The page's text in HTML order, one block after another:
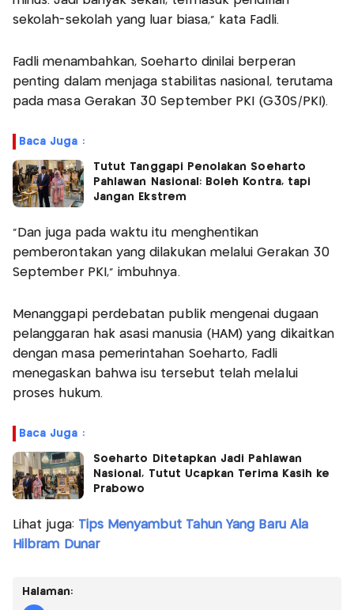
sekolah-sekolah yang luar biasa,” kata Fadli.
Fadli menambahkan, Soeharto dinilai berperan
penting dalam menjaga stabilitas nasional, terutama
pada masa Gerakan 30 September PKI (G30S/PKI).
Baca Juga :
Tutut Tanggapi Penolakan Soeharto
Pahlawan Nasional: Boleh Kontra, tapi
Jangan Ekstrem
"Dan juga pada waktu itu menghentikan
pemberontakan yang dilakukan melalui Gerakan 30
September PKI," imbuhnya.
Menanggapi perdebatan publik mengenai dugaan
pelanggaran hak asasi manusia (HAM) yang dikaitkan
dengan masa pemerintahan Soeharto, Fadli
menegaskan bahwa isu tersebut telah melalui
proses hukum.
Baca Juga :
Soeharto Ditetapkan Jadi Pahlawan
Nasional, Tutut Ucapkan Terima Kasih ke
Prabowo
Lihat juga: Tips Menyambut Tahun Yang Baru Ala
Hilbram Dunar
Halaman: